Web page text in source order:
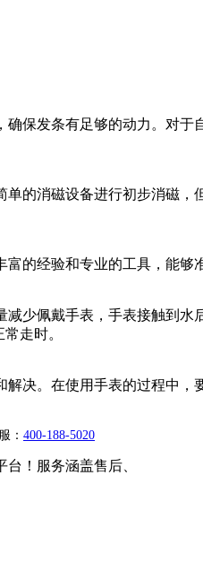
保发条有足够的动力。对
的消磁设备进行初步消磁，
的经验和专业的工具，能够
少佩戴手表，手表接触到水
走时。
决。在使用手表的过程中，
： 400-188-5020